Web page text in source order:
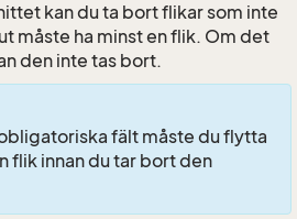
kan du ta bort flikar som inte
måste ha minst en flik. Om det
den inte tas bort.
fält måste du flytta
flik innan du tar bort den